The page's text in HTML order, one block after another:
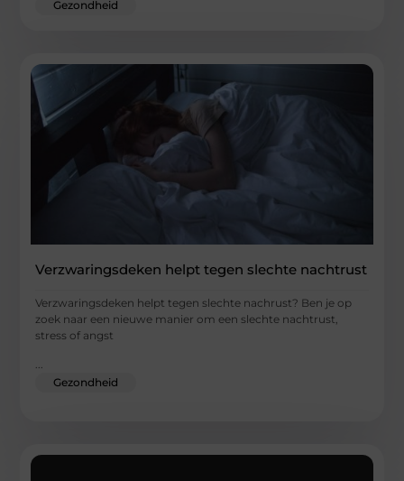
Gezondheid
Verzwaringsdeken helpt tegen slechte nachtrust
Verzwaringsdeken helpt tegen slechte nachrust? Ben je op
zoek naar een nieuwe manier om een slechte nachtrust,
stress of angst
...
Gezondheid